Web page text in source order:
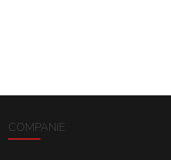
COMPANIE